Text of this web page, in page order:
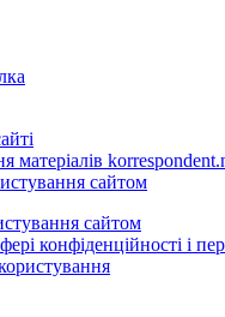
матеріалів
сайтом
сайтом
конфіденційності і